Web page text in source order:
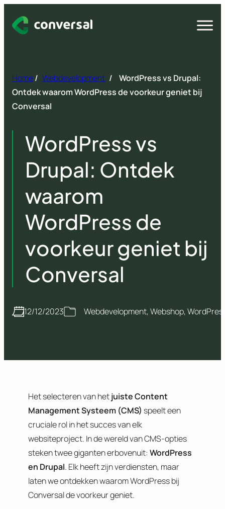
naar
Open
Home/ Webdevelopment /
WordPress vs Drupal:
Ontdek waarom WordPress de voorkeur geniet bij
Conversal
WordPress vs
Drupal: Ontdek
waarom
WordPress de
voorkeur geniet bij
Conversal
12/12/2023 Webdevelopment, Webshop,
Het selecteren van hetjuiste Content
Management Systeem (CMS) speelt een
cruciale rol in het succes van elk
websiteproject. In de wereld van CMS-opties
steken twee giganten erbovenuit: WordPress
en Drupal. Elk heeft zijn verdiensten, maar
laten we ontdekken waarom WordPress bij
Conversal de voorkeur geniet.